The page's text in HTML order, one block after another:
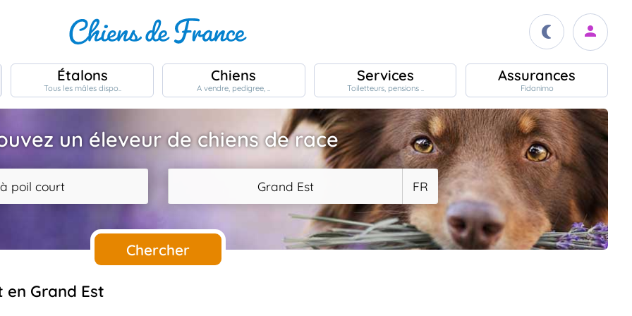
Étalons
Tous les mâles dispo..
Chiens
A vendre, pedigree, ..
Services
Toiletteurs, pensions ..
Assurances
Fidanimo
un éleveur de chiens de race
poil court Grand Est FR
Chercher
en Grand Est